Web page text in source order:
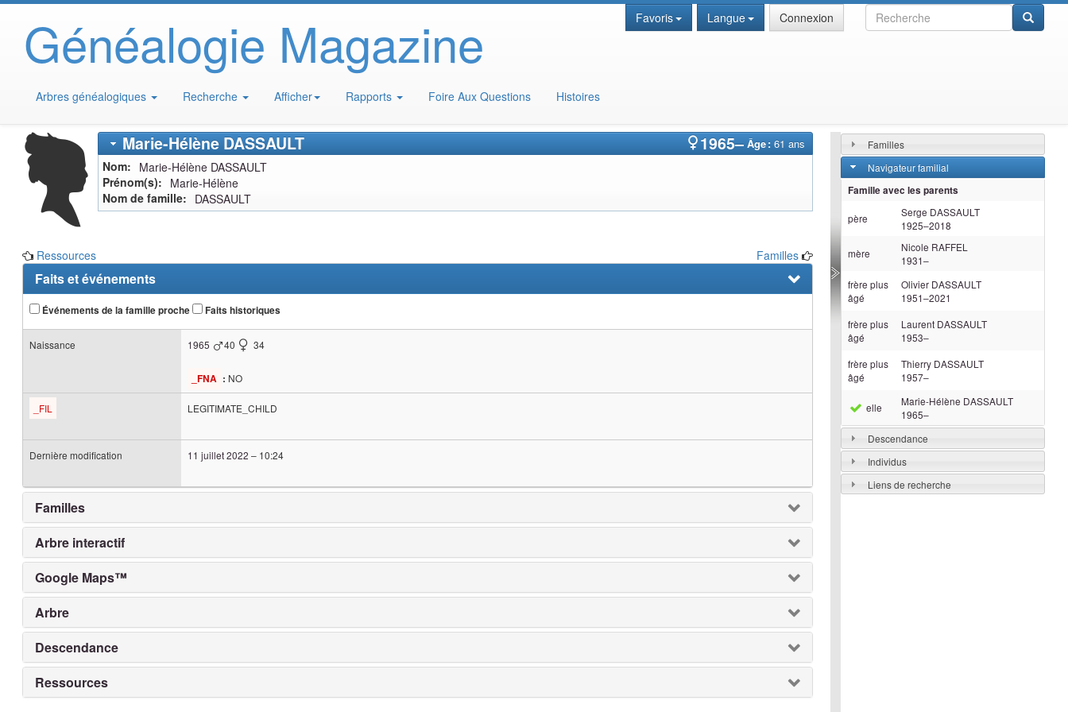
Généalogie Magazine Recherche
Favoris Langue Connexion
Arbres généalogiques Recherche Afficher Rapports Foire Aux Questions Histoires
Marie-HélèneDASSAULT 1965– Âge : 61 ans
Nom Marie-Hélène DASSAULT
Prénom(s)
Marie-Hélène
Nom de famille
DASSAULT
Ressources Familles
Faits et événements
Événements de la famille proche Faits historiques
Naissance 1965 40 34
_FNA : NO
_FIL LEGITIMATE_CHILD
Dernière modification 11 juillet 2022 – 10:24
Familles
Arbre interactif
Google Maps™
Arbre
Descendance
Ressources
Familles
Navigateur familial
Famille avec les parents
père Serge DASSAULT
1925–2018
mère Nicole RAFFEL
1931–
frère plus
âgé
Olivier DASSAULT
1951–2021
frère plus
âgé
Laurent DASSAULT
1953–
frère plus
âgé
Thierry DASSAULT
1957–
elle Marie-Hélène DASSAULT
1965–
Descendance
Individus
Liens de recherche